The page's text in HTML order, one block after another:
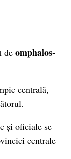
de omphalos-
centrală,
și oficiale se
centrale